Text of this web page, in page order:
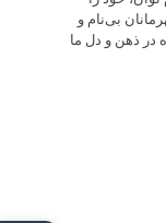
بی‌نام و
در ذهن و دل ما